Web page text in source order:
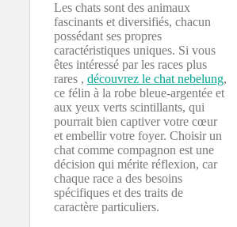
Les chats sont des animaux
fascinants et diversifiés, chacun
possédant ses propres
caractéristiques uniques. Si vous
êtes intéressé par les races plus
rares , découvrez le chat nebelung,
ce félin à la robe bleue-argentée et
aux yeux verts scintillants, qui
pourrait bien captiver votre cœur
et embellir votre foyer. Choisir un
chat comme compagnon est une
décision qui mérite réflexion, car
chaque race a des besoins
spécifiques et des traits de
caractère particuliers.